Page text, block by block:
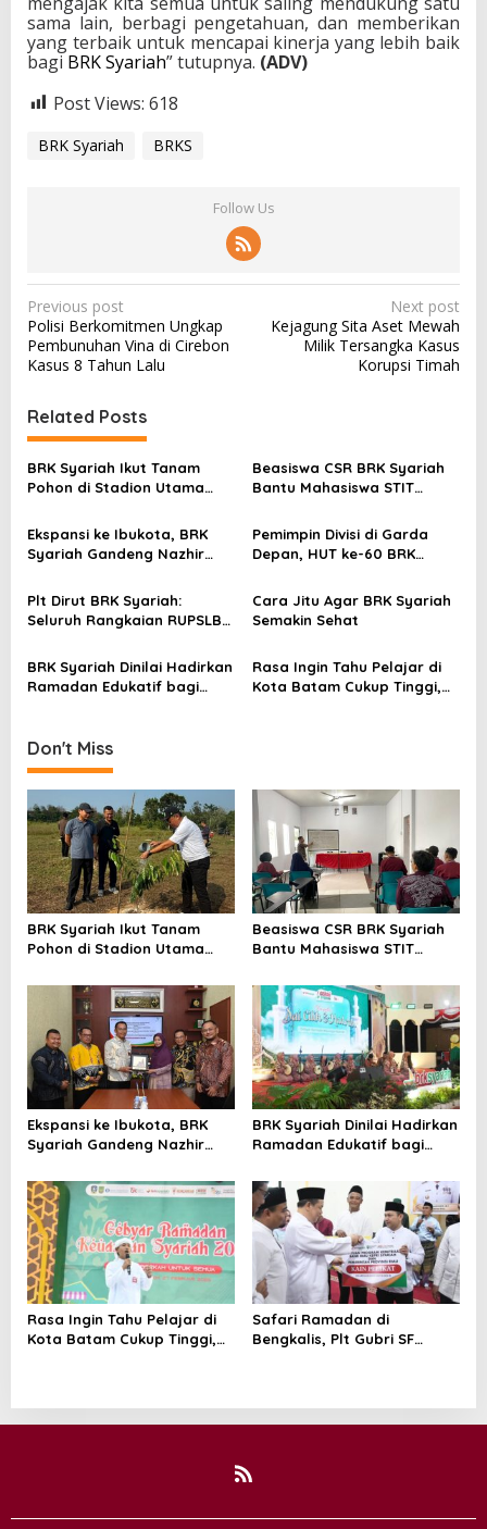
sama lain, berbagi pengetahuan, dan memberikan
yang terbaik untuk mencapai kinerja yang lebih baik
bagiBRK Syariah” tutupnya. (ADV)
Post Views: 618
BRK Syariah BRKS
Follow Us
P
o
s
n
a
v
g
t
o
n
Previous post
Polisi Berkomitmen Ungkap
Pembunuhan Vina di Cirebon
Kasus 8 Tahun Lalu
Next post
Kejagung Sita Aset Mewah
Milik Tersangka Kasus
Korupsi Timah
Related Posts
BRK Syariah Ikut Tanam
Pohon di Stadion Utama
Lingkungan Hidup
Beasiswa CSR BRK Syariah
Bantu Mahasiswa STIT
Cita-cita Pendidikan
Ekspansi ke Ibukota, BRK
Syariah Gandeng Nazhir
Wakaf Uang
Pemimpin Divisi di Garda
Depan, HUT ke-60 BRK
Khidmat, Penuh Haru dan
Kebanggaan
Plt Dirut BRK Syariah:
Seluruh Rangkaian RUPSLB
Cara Jitu Agar BRK Syariah
Semakin Sehat
BRK Syariah Dinilai Hadirkan
Ramadan Edukatif bagi
Rasa Ingin Tahu Pelajar di
Kota Batam Cukup Tinggi,
Don't Miss
BRK Syariah Ikut Tanam
Pohon di Stadion Utama
Lingkungan Hidup
Beasiswa CSR BRK Syariah
Bantu Mahasiswa STIT
Cita-cita Pendidikan
Ekspansi ke Ibukota, BRK
Syariah Gandeng Nazhir
Wakaf Uang
BRK Syariah Dinilai Hadirkan
Ramadan Edukatif bagi
Rasa Ingin Tahu Pelajar di
Kota Batam Cukup Tinggi,
Safari Ramadan di
Bengkalis, Plt Gubri SF